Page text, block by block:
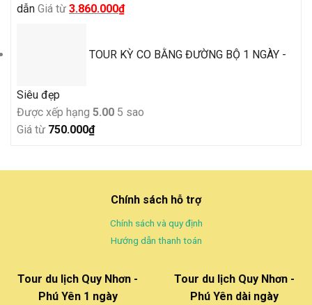
dẫn Giá từ Giá
4.500.000₫.
3.860.000₫Giá
là:
TOUR KỲ CO BẰNG ĐƯỜNG BỘ 1 NGÀY -
Siêu đẹp
Được xếp hạng 5.00 5 sao
Giá từ 750.000₫
Chính sách hỗ trợ
Chính sách và quy định
Hướng dẫn thanh toán
Tour du lịch Quy Nhơn -
Phú Yên 1 ngày
Tour du lịch Quy Nhơn -
Phú Yên dài ngày